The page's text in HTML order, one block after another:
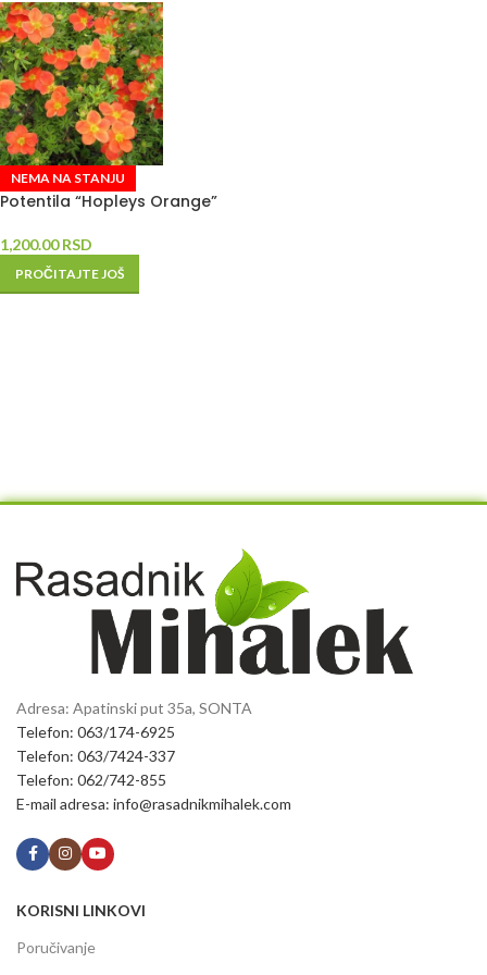
NEMA NA STANJU
Potentila “Hopleys Orange”
1,200.00RSD
PROČITAJTE JOŠ
Adresa: Apatinski put 35a, SONTA
Telefon: 063/174-6925
Telefon: 063/7424-337
Telefon: 062/742-855
E-mail adresa: info@rasadnikmihalek.com
KORISNI LINKOVI
Poručivanje